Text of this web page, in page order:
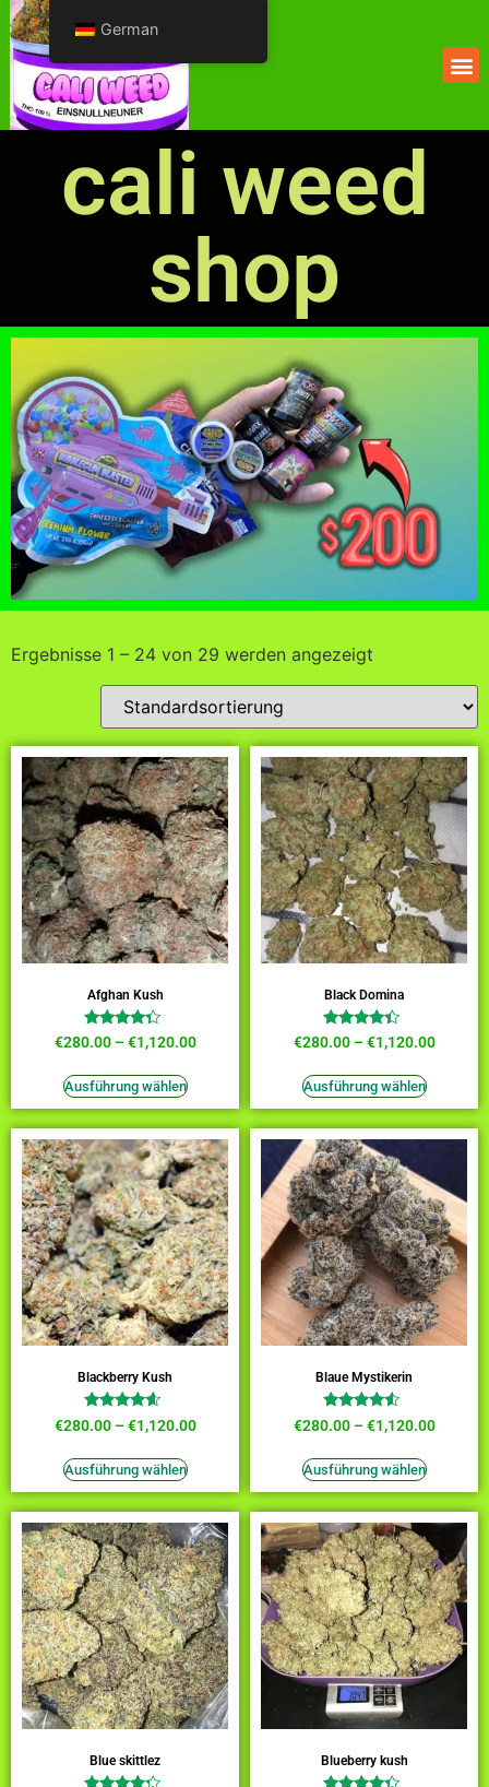
cali weed
shop
Ergebnisse 1 – 24 von 29 werden angezeigt
Afghan Kush
Bewertet
mit
von 5
€280.00–€1,120.00
Ausführung wählen
Black Domina
Bewertet
mit
von 5
€280.00–€1,120.00
Ausführung wählen
Blackberry Kush
Bewertet
mit
von 5
€280.00–€1,120.00
Ausführung wählen
Blaue Mystikerin
Bewertet
mit
von 5
€280.00–€1,120.00
Ausführung wählen
Blue skittlez Blueberry kush
German